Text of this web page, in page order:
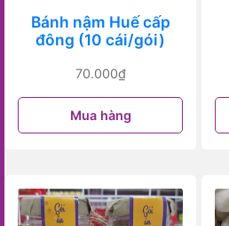
Bánh nậm Huế cấp
đông (10 cái/gói)
70.000₫
Mua hàng